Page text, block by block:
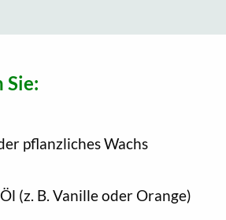
Sie:
pflanzliches Wachs
(z. B. Vanille oder Orange)